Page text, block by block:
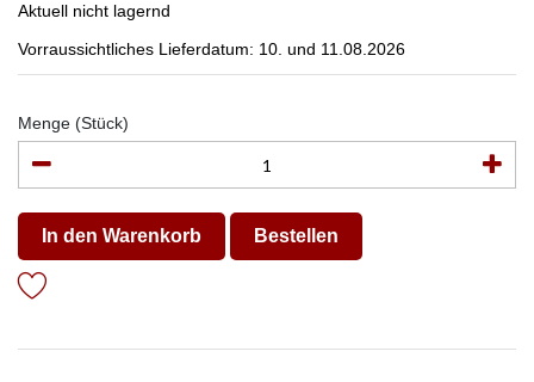
Aktuell nicht lagernd
Vorraussichtliches Lieferdatum: 10. und 11.08.2026
Menge (Stück)
In den Warenkorb Bestellen